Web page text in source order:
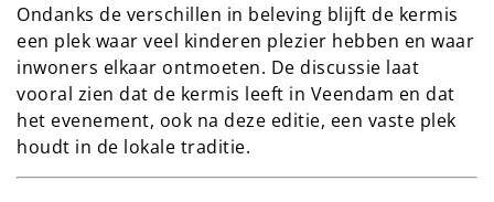
Ondanks de verschillen in beleving blijft de kermis
een plek waar veel kinderen plezier hebben en waar
inwoners elkaar ontmoeten. De discussie laat
vooral zien dat de kermis leeft in Veendam en dat
het evenement, ook na deze editie, een vaste plek
houdt in de lokale traditie.